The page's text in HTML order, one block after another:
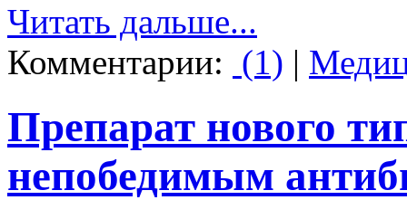
Читать дальше...
Комментарии: (1) |
Препарат нового
непобедимым